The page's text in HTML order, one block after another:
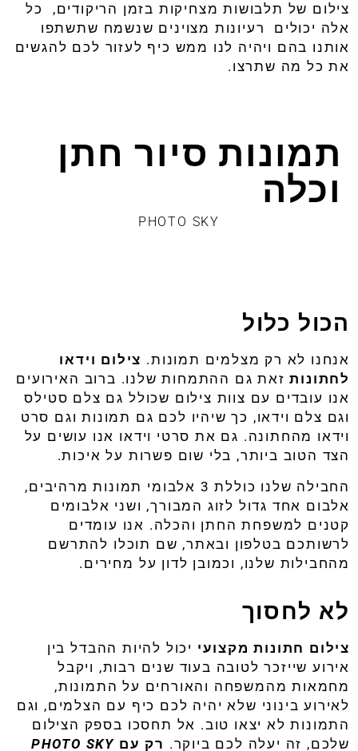
צילום של תלבושות מצחיקות בזמן הריקודים,
כל
אלה יכולים רעיונות מצוינים שנשמח שתשתפו
אותנו בהם ויהיה לנו ממש כיף לעזור לכם להגשים
את כל מה שתרצו .
תמונות סיור חתן
וכלה
PHOTO SKY
הכול כלול
אנחנו לא רק מצלמים תמונות. צילום וידאו
לחתונות זאת גם ההתמחות שלנו. ברוב האירועים
אנו עובדים עם צוות צילום שכולל גם צלם סטילס
וגם צלם וידאו, כך שיהיו לכם גם תמונות וגם סרט
וידאו מהחתונה . גם את סרטי וידאו אנו עושים על
הצד הטוב ביותר, בלי שום פשרות על איכות.
החבילה שלנו כוללת3 אלבומי תמונות מרהיבים,
אלבום אחד גדול לזוג המבורך, ושני אלבומים
קטנים למשפחת החתן והכלה . אנו עומדים
לרשותכם בטלפון ובאתר, שם תוכלו להתרשם
מהחבילות שלנו, וכמובן לדון על מחירים .
לא לחסוך
צילום חתונות מקצועי יכול להיות ההבדל בין
אירוע שייזכר לטובה בעוד שנים רבות, ויקבל
מחמאות מהמשפחה והאורחים על התמונות,
לאירוע בינוני שלא יהיה לכם כיף עם הצלמים, וגם
התמונות לא יצאו טוב. אל תחסכו בספק הצילום
שלכם, זה יעלה לכם ביוקר. רק עם PHOTO SKY